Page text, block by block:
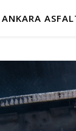
ANKARA